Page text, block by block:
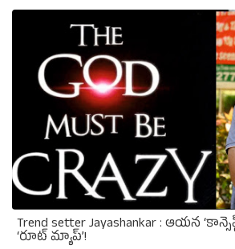
Trend setter Jayashankar : ఆయన
‘రూట్ మ్యాప్’!